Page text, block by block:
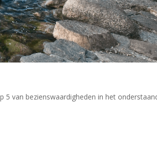
5 van bezienswaardigheden in het